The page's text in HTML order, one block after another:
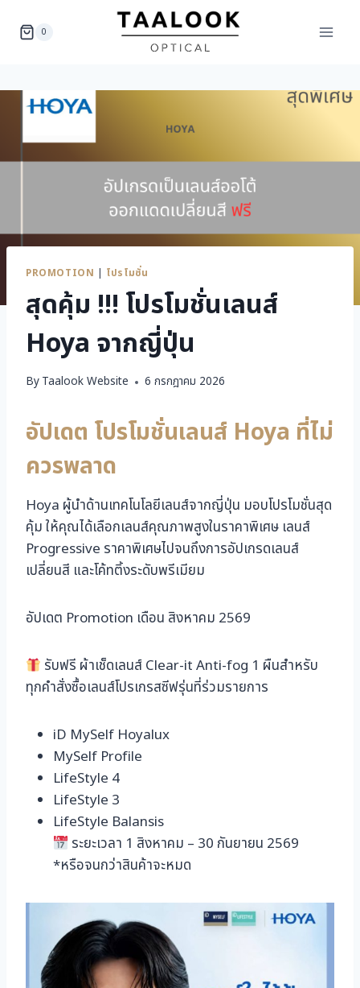
0
PROMOTION | โปรโมชั่น
สุดคุ้ม !!! โปรโมชั่นเลนส์
Hoya จากญี่ปุ่น
By Taalook Website 6 กรกฎาคม 2026
อัปเดต โปรโมชั่นเลนส์ Hoya ที่ไม่
ควรพลาด
Hoya ผู้นำด้านเทคโนโลยีเลนส์จากญี่ปุ่น มอบโปรโมชั่นสุด
คุ้ม ให้คุณได้เลือกเลนส์คุณภาพสูงในราคาพิเศษ เลนส์
Progressive ราคาพิเศษไปจนถึงการอัปเกรดเลนส์
เปลี่ยนสี และโค้ทติ้งระดับพรีเมียม
อัปเดต Promotion เดือน สิงหาคม 2569
รับฟรี ผ้าเช็ดเลนส์ Clear-it Anti-fog 1 ผืนสำหรับ
ทุกคำสั่งซื้อเลนส์โปรเกรสซีฟรุ่นที่ร่วมรายการ
iD MySelf Hoyalux
MySelf Profile
LifeStyle 4
LifeStyle 3
LifeStyle Balansis
ระยะเวลา 1 สิงหาคม – 30 กันยายน 2569
*หรือจนกว่าสินค้าจะหมด